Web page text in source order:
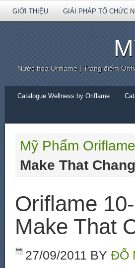
GIỚI THIỆU GIẢI PHÁP TỔ CHỨC
Nước hoa Oriflame | Trang điểm
Catalogue Wellness by Oriflame
Mỹ Phẩm Oriflame
Make That
Oriflame
Make That
27/09/2011 BY ĐỖ